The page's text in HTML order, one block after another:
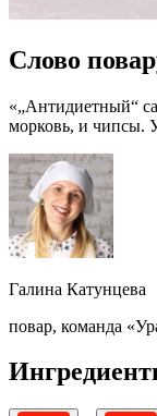
Слово
«„Антидиетный“
морковь, и чипсы.
Галина Катунцева
повар, команда